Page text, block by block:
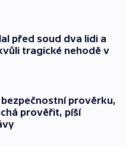
před soud dva lidi a
tragické nehodě v
bezpečnostní prověrku,
prověřit, píší